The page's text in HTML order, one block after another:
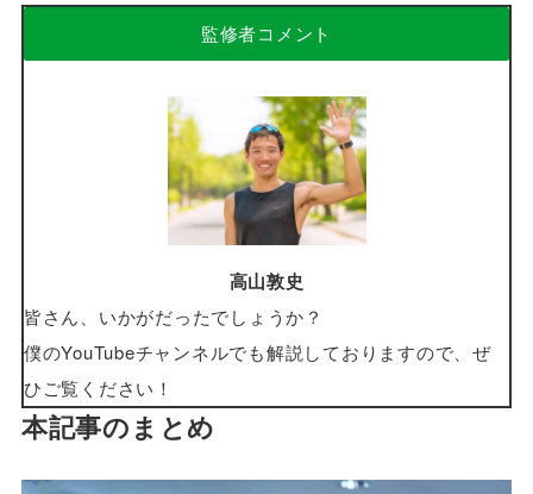
監修者コメント
高山敦史
皆さん、いかがだったでしょうか？
僕のYouTubeチャンネルでも解説しておりますので、ぜ
ひご覧ください！
本記事のまとめ